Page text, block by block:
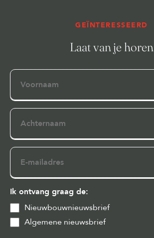
GEÏNTERESSEERD
Laat van je horen
Voornaam
Achternaam
E-
mailadres
Ik ontvang graag de:
Nieuwbouwnieuwsbrief
Algemene nieuwsbrief